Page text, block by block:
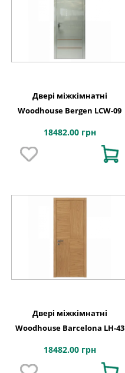
Двері міжкімнатні
Woodhouse Bergen LCW-09
18482.00 грн
Двері міжкімнатні
Woodhouse Barcelona LH-43
18482.00 грн